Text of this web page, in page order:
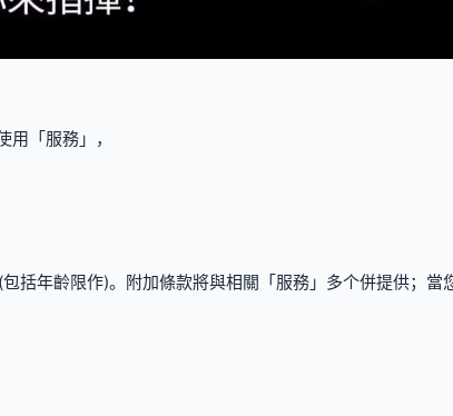
「服務」，
括年齡限作)。附加條款將與相關「服務」多个併提供；當